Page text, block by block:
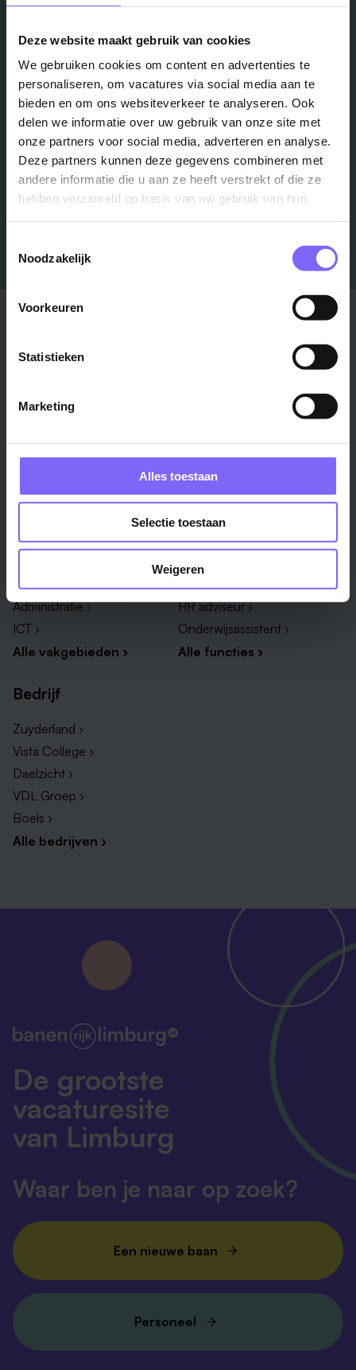
Deze website maakt gebruik van cookies
We gebruiken cookies om content en advertenties te
personaliseren, om vacatures via social media aan te
bieden en om ons websiteverkeer te analyseren. Ook
delen we informatie over uw gebruik van onze site met
onze partners voor social media, adverteren en analyse.
Deze partners kunnen deze gegevens combineren met
andere informatie die u aan ze heeft verstrekt of die ze
hebben verzameld op basis van uw gebruik van hun
Noodzakelijk
Voorkeuren
Statistieken
Marketing
Alles toestaan
Selectie toestaan
Weigeren
Vacatures
in je mailbox?
Schrijf je in en we houden je op de hoogte
Job Alert instellen
Stad
Maastricht ›
Roermond ›
Alle steden ›
Vakgebied
Onderwijs ›
Zorg & welzijn ›
Administratie ›
ICT ›
Alle vakgebieden ›
Functie
Productiemedewerker ›
Administratief medewerker ›
HR adviseur ›
Onderwijsassistent ›
Alle functies ›
Bedrijf
Zuyderland ›
Vista College ›
Daelzicht ›
VDL Groep ›
Boels ›
Alle bedrijven ›
De grootste
vacaturesite
van Limburg
Waar ben je naar op zoek?
Een nieuwe baan
Personeel